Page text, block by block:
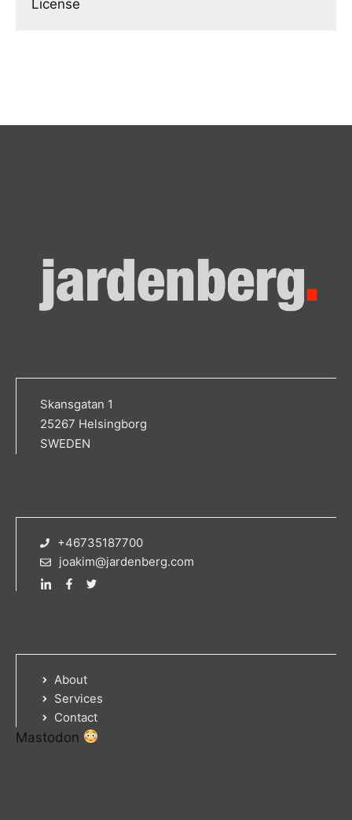
License
Skansgatan 1
25267 Helsingborg
SWEDEN
+46735187700
joakim@jardenberg.com
About
Services
Contact
Mastodon